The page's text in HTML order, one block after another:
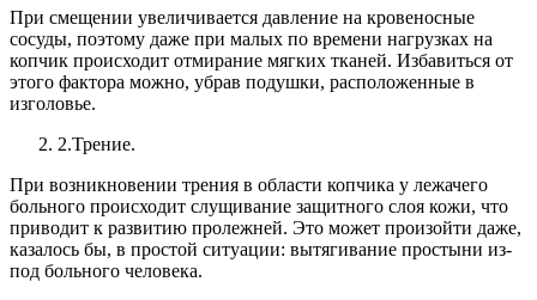
При смещении увеличивается давление на кровеносные
сосуды, поэтому даже при малых по времени нагрузках на
копчик происходит отмирание мягких тканей. Избавиться от
этого фактора можно, убрав подушки, расположенные в
изголовье.
2.Трение.
При возникновении трения в области копчика у лежачего
больного происходит слущивание защитного слоя кожи, что
приводит к развитию пролежней. Это может произойти даже,
казалось бы, в простой ситуации: вытягивание простыни из-
под больного человека.